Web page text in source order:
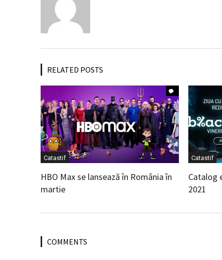
RELATED POSTS
Catastif
HBO Max se lansează în România în
martie
Catastif
Catalog
2021
COMMENTS